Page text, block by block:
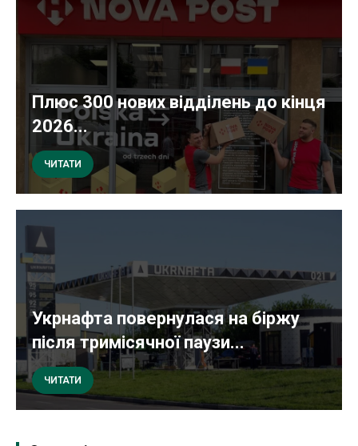
Плюс 300 нових відділень до кінця
2026...
ЧИТАТИ
Укрнафта повернулася на біржу
після тримісячної паузи...
ЧИТАТИ